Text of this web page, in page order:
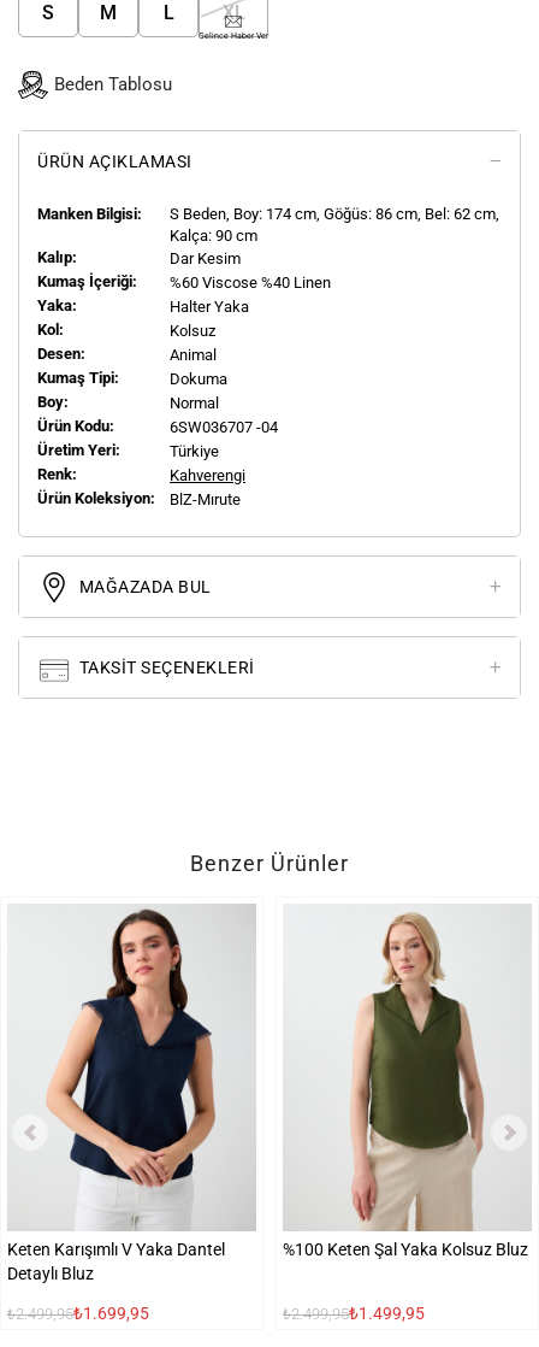
S M L XL
Gelince Haber Ver
Beden Tablosu
ÜRÜN AÇIKLAMASI
Manken Bilgisi: S Beden, Boy: 174 cm, Göğüs: 86 cm, Bel: 62 cm,
Kalça: 90 cm
Kalıp:
Dar Kesim
Kumaş İçeriği:
%60 Viscose %40 Linen
Yaka:
Halter Yaka
Kol:
Kolsuz
Desen:
Animal
Kumaş Tipi:
Dokuma
Boy:
Normal
Ürün Kodu:
6SW036707 -04
Üretim Yeri:
Türkiye
Renk:
Kahverengi
Ürün Koleksiyon:
BlZ-Mırute
MAĞAZADA BUL
TAKSIT SEÇENEKLERI
Benzer Ürünler
Keten Karışımlı V Yaka Dantel
Detaylı Bluz
₺2.499,95₺1.699,95
%100 Keten Şal Yaka Kolsuz Bluz
₺2.499,95₺1.499,95